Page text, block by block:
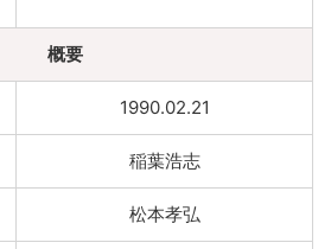
概要
1990.02.21
稲葉浩志
松本孝弘